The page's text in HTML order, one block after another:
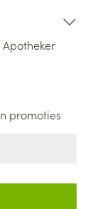
Apotheker
promoties